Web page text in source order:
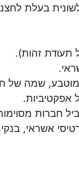
בעלת
תעודת זהות).
מוטבע, שמה של
אפקטיביות.
חברות
אשראי,